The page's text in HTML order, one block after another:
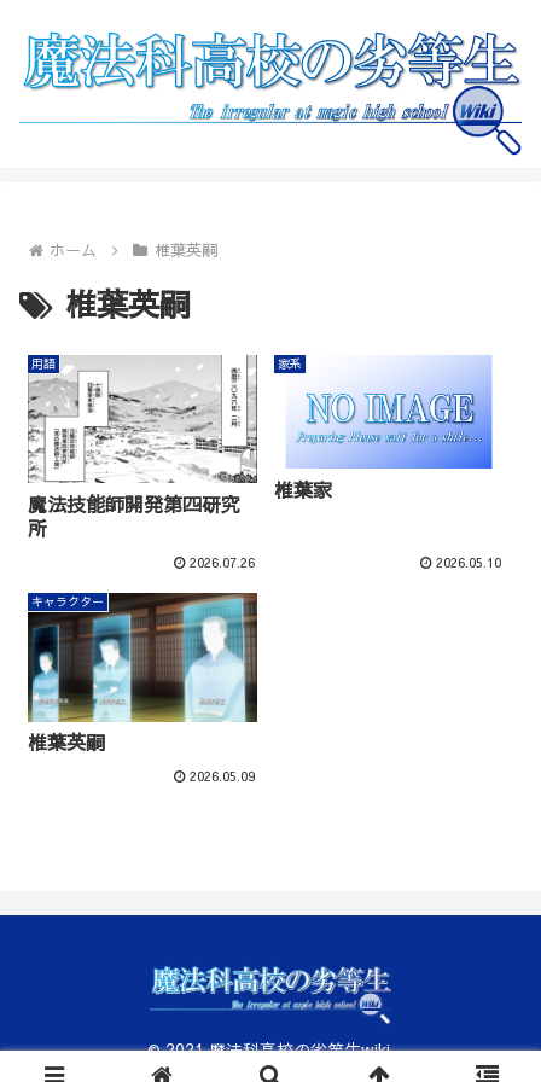
ホーム 椎葉英嗣
椎葉英嗣
用語
魔法技能師開発第四研究
所
2026.07.26
家系
椎葉家
2026.05.10
キャラクター
椎葉英嗣
2026.05.09
© 2021 魔法科高校の劣等生wiki.